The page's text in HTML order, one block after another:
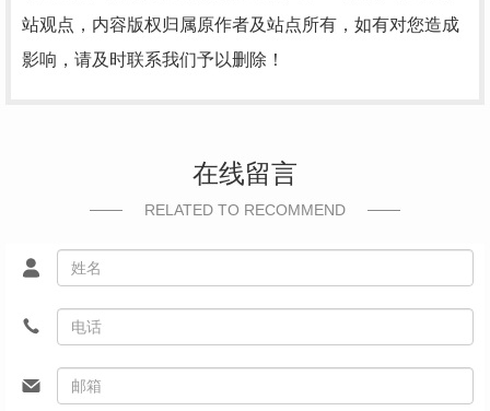
站观点，内容版权归属原作者及站点所有，如有对您造成
影响，请及时联系我们予以删除！
在线留言
RELATED TO RECOMMEND